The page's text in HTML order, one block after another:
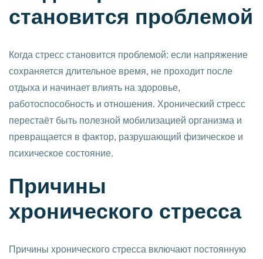
становится проблемой
Когда стресс становится проблемой: если напряжение
сохраняется длительное время, не проходит после
отдыха и начинает влиять на здоровье,
работоспособность и отношения. Хронический стресс
перестаёт быть полезной мобилизацией организма и
превращается в фактор, разрушающий физическое и
психическое состояние.
Причины
хронического стресса
Причины хронического стресса включают постоянную